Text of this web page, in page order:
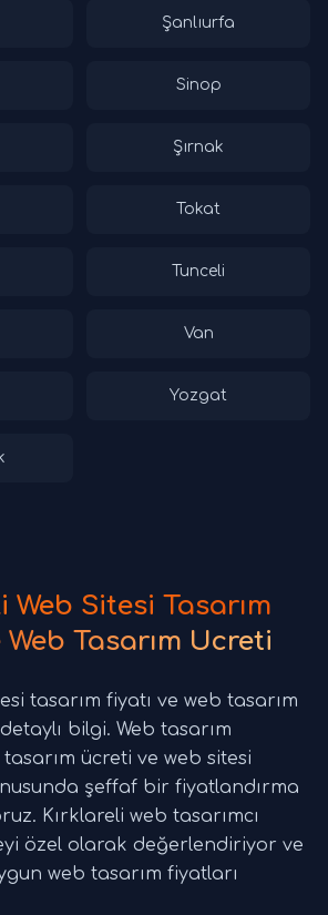
Şanlıurfa
Sinop
Şırnak
Tokat
Tunceli
Van
Yozgat
Web Sitesi Tasarım
Web Tasarım Ücreti
tasarım fiyatı ve web tasarım
bilgi. Web tasarım
ücreti ve web sitesi
şeffaf bir fiyatlandırma
Kırklareli web tasarımcı
özel olarak değerlendiriyor ve
web tasarım fiyatları